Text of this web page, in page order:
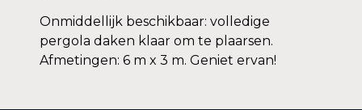
Onmiddellijk beschikbaar: volledige
pergola daken klaar om te plaarsen.
Afmetingen: 6 m x 3 m. Geniet ervan!